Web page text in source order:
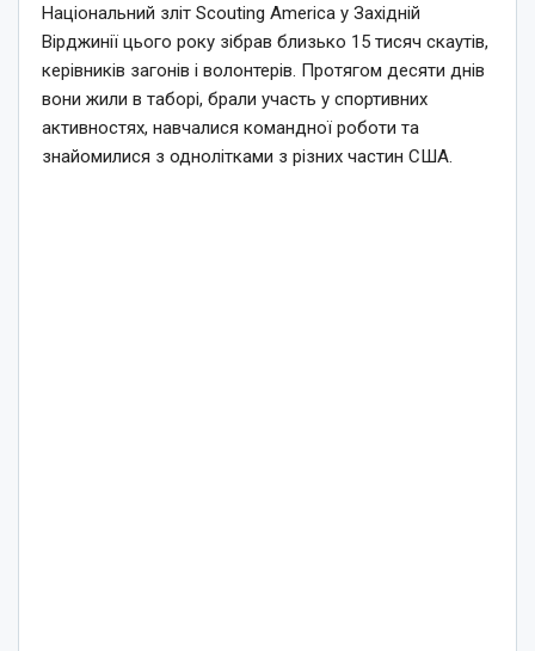
Національний зліт Scouting America у Західній
Вірджинії цього року зібрав близько 15 тисяч скаутів,
керівників загонів і волонтерів. Протягом десяти днів
вони жили в таборі, брали участь у спортивних
активностях, навчалися командної роботи та
знайомилися з однолітками з різних частин США.